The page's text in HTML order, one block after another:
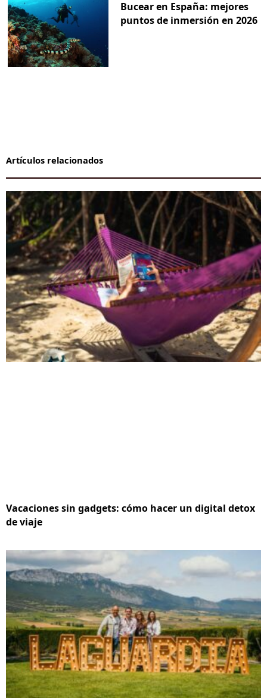
Bucear en España: mejores
puntos de inmersión en 2026
Artículos relacionados
Vacaciones sin gadgets: cómo hacer un digital detox
de viaje